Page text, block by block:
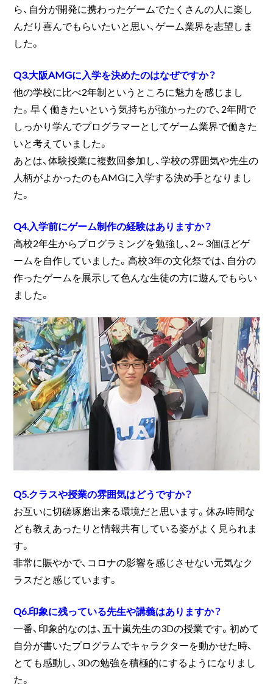
ら、自分が開発に携わったゲームでたくさんの人に楽し
んだり喜んでもらいたいと思い、ゲーム業界を志望しま
した。
Q3.大阪AMGに入学を決めたのはなぜですか？
他の学校に比べ2年制というところに魅力を感じまし
た。早く働きたいという気持ちが強かったので、2年間で
しっかり学んでプログラマーとしてゲーム業界で働きた
いと考えていました。
あとは、体験授業に複数回参加し、学校の雰囲気や先生の
人柄がよかったのもAMGに入学する決め手となりまし
た。
Q4.入学前にゲーム制作の経験はありますか？
高校2年生からプログラミングを勉強し、2～3個ほどゲ
ームを自作していました。高校3年の文化祭では、自分の
作ったゲームを展示して色んな生徒の方に遊んでもらい
ました。
Q5.クラスや授業の雰囲気はどうですか？
お互いに切磋琢磨出来る環境だと思います。休み時間な
ども教えあったりと情報共有している姿がよく見られま
す。
非常に賑やかで、コロナの影響を感じさせない元気なク
ラスだと感じています。
Q6.印象に残っている先生や講義はありますか？
一番、印象的なのは、五十嵐先生の3Dの授業です。初めて
自分が書いたプログラムでキャラクターを動かせた時、
とても感動し、3Dの勉強を積極的にするようになりまし
た。